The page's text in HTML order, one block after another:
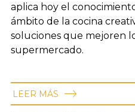
aplica hoy el
ámbito de la cocina
soluciones que mejoren
supermercado.
LEER MÁS